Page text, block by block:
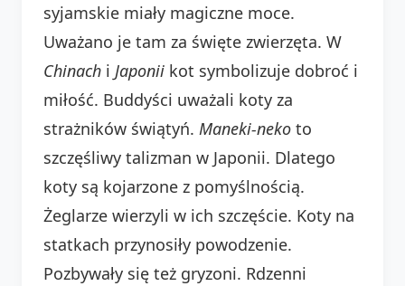
syjamskie miały magiczne moce.
Uważano je tam za święte zwierzęta. W
Chinach i Japonii kot symbolizuje dobroć i
miłość. Buddyści uważali koty za
strażników świątyń. Maneki-neko to
szczęśliwy talizman w Japonii. Dlatego
koty są kojarzone z pomyślnością.
Żeglarze wierzyli w ich szczęście. Koty na
statkach przynosiły powodzenie.
Pozbywały się też gryzoni. Rdzenni